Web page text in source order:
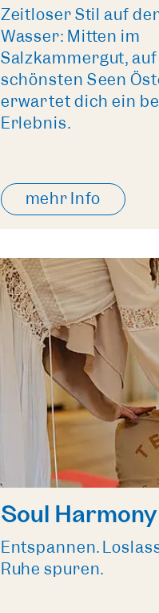
Zeitloser Stil auf
Wasser: Mitten im
Salzkammergut,
schönsten Seen
erwartet dich ein
Erlebnis.
mehr Info
Soul
Entspannen.
Ruhe spüren.